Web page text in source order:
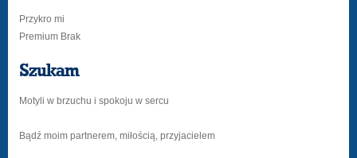
Przykro mi
Premium Brak
Szukam
Motyli w brzuchu i spokoju w sercu
Bądź moim partnerem, miłością, przyjacielem